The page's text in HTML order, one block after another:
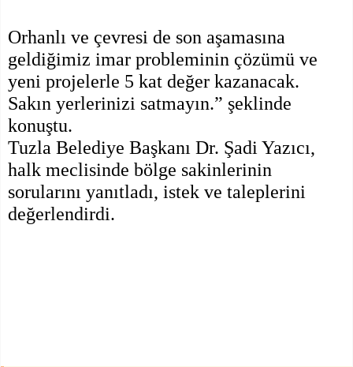
Orhanlı ve çevresi de son aşamasına
geldiğimiz imar probleminin çözümü ve
yeni projelerle 5 kat değer kazanacak.
Sakın yerlerinizi satmayın.” şeklinde
konuştu.
Tuzla Belediye Başkanı Dr. Şadi Yazıcı,
halk meclisinde bölge sakinlerinin
sorularını yanıtladı, istek ve taleplerini
değerlendirdi.